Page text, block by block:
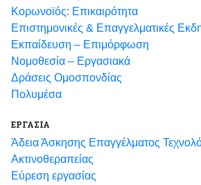
Κορωνοϊός: Επικαιρότητα
Eπιστημονικές & Επαγγελματικές
Εκπαίδευση – Επιμόρφωση
Νομοθεσία – Εργασιακά
Δράσεις Ομοσπονδίας
Πολυμέσα
ΕΡΓΑΣΙΑ
Άδεια Άσκησης Επαγγέλματος
Ακτινοθεραπείας
Εύρεση εργασίας